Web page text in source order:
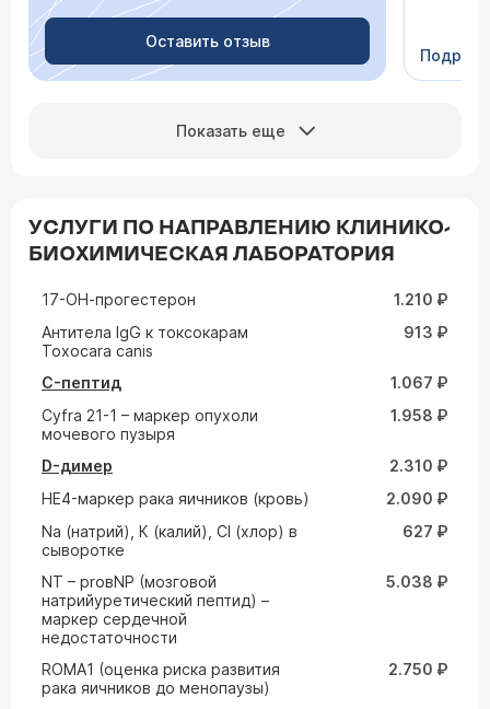
Оставить отзыв
Сейчас
Показать еще
УСЛУГИ ПО НАПРАВЛЕНИЮ КЛИНИКО-
БИОХИМИЧЕСКАЯ ЛАБОРАТОРИЯ
17-ОН-прогестерон
1.210 ₽
Aнтитела IgG к токсокарам
Toxocara canis
913 ₽
C-пептид
1.067 ₽
Cyfra 21-1 – маркер опухоли
мочевого пузыря
1.958 ₽
D-димер
2.310 ₽
HE4-маркер рака яичников (кровь)
2.090 ₽
Na (натрий), К (калий), Cl (хлор) в
сыворотке
627 ₽
NT – proвNP (мозговой
натрийуретический пептид) –
маркер сердечной
недостаточности
5.038 ₽
ROMA1 (оценка риска развития
рака яичников до менопаузы)
2.750 ₽